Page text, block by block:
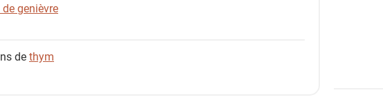
genièvre
dethym